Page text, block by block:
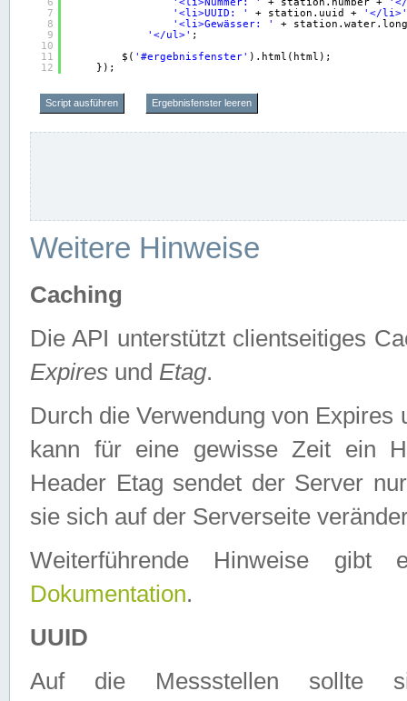
7
8
9
10
11
12
'<li>UUID: '
+ station.uuid +
'</li>'
'<li>Gewässer: '
+
'</ul>' ;
$( '#ergebnisfenster' ).html(html);
});
Script ausführen Ergebnisfenster leeren
Weitere Hinweise
Caching
Die API unterstützt clientseitiges
Expires und Etag.
Durch die Verwendung von
kann für eine gewisse Zeit ein
Header Etag sendet der Server
sie sich auf der Serverseite
Weiterführende Hinweise
Dokumentation.
UUID
Auf die Messstellen sollte